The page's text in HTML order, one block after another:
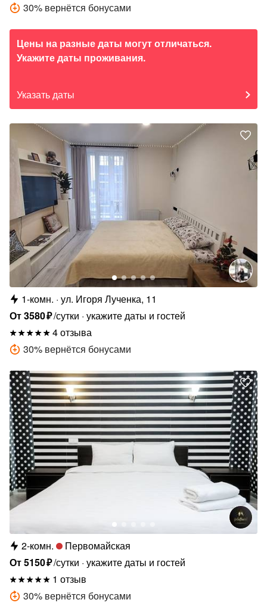
30% вернётся бонусами
Цены на разные даты могут отличаться.
Укажите даты проживания.
Указать даты
1-комн. ул. Игоря Лученка, 11
От3580₽/сутки укажите даты и гостей
4 отзыва
30% вернётся бонусами
2-комн.
Первомайская
От5150₽/сутки укажите даты и гостей
1 отзыв
30% вернётся бонусами